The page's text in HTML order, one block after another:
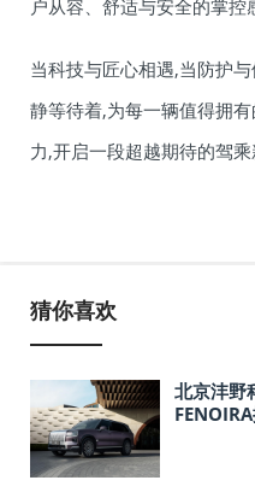
户从容、舒适与安全的掌控
当科技与匠心相遇,当防护
静等待着,为每一辆值得拥
力,开启一段超越期待的驾乘
猜你喜欢
北京沣野